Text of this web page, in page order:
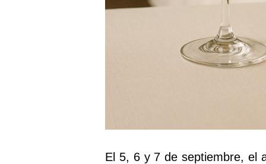
El 5, 6 y 7 de septiembre, el